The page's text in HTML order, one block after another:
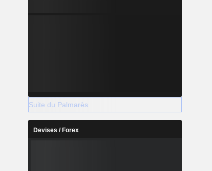
Suite du Palmarès
Devises / Forex